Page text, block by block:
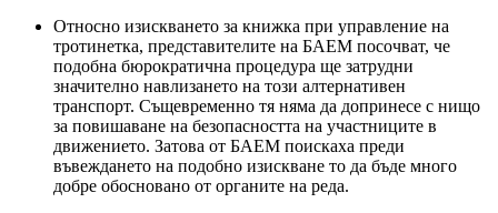
Относно изискването за книжка при управление на
тротинетка, представителите на БАЕМ посочват, че
подобна бюрократична процедура ще затрудни
значително навлизането на този алтернативен
транспорт. Същевременно тя няма да допринесе с нищо
за повишаване на безопасността на участниците в
движението. Затова от БАЕМ поискаха преди
въвеждането на подобно изискване то да бъде много
добре обосновано от органите на реда.